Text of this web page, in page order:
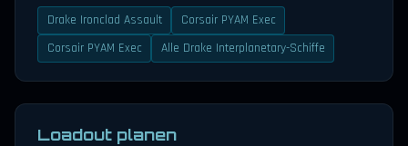
Drake Ironclad Assault
Corsair PYAM Exec
Corsair PYAM Exec
Alle Drake Interplanetary-Schiffe
Loadout planen